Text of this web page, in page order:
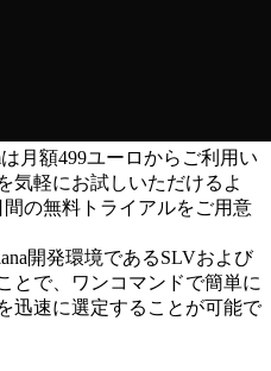
は月額499ユーロからご利用い
気軽にお試しいただけるよ
の無料トライアルをご用意
開発環境であるSLVおよび
とで、ワンコマンドで簡単に
迅速に選定することが可能で